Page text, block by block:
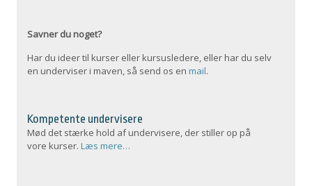
Savner du noget?
Har du ideer til kurser eller kursusledere, eller har du selv
en underviser i maven, så send os enmail.
Kompetente undervisere
Mød det stærke hold af undervisere, der stiller op på
vore kurser.Læs mere…